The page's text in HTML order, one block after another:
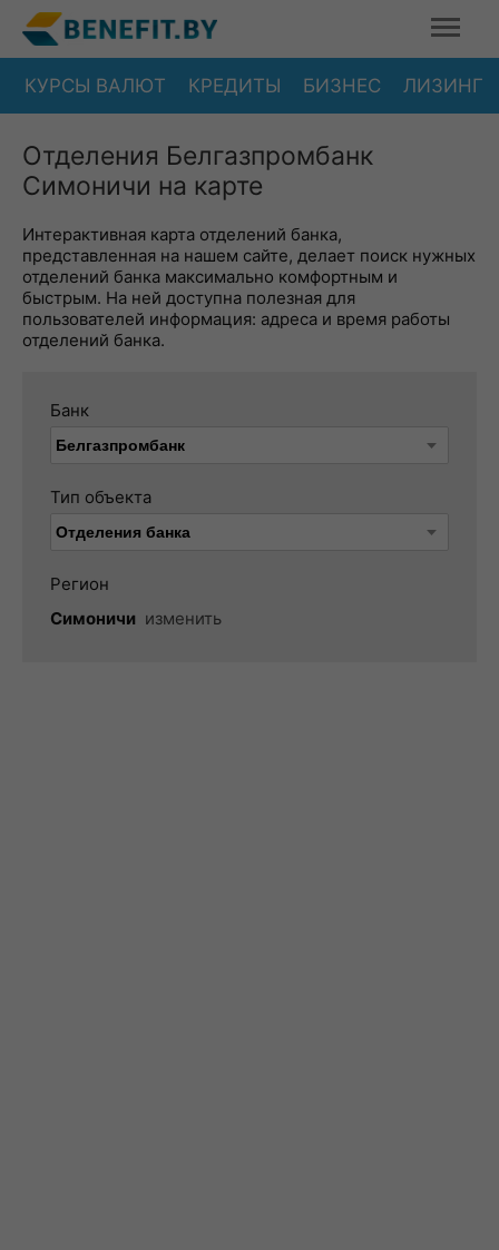
КУРСЫ ВАЛЮТ КРЕДИТЫ БИЗНЕС ЛИЗИНГ
Отделения Белгазпромбанк
Симоничи на карте
Интерактивная карта отделений банка,
представленная на нашем сайте, делает поиск нужных
отделений банка максимально комфортным и
быстрым. На ней доступна полезная для
пользователей информация: адреса и время работы
отделений банка.
Банк
Тип объекта
Регион
Симоничи изменить